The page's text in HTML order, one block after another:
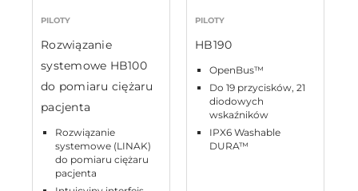
PILOTY
Rozwiązanie
systemowe HB100
do pomiaru ciężaru
pacjenta
Rozwiązanie
systemowe (LINAK)
do pomiaru ciężaru
pacjenta
PILOTY
HB190
OpenBus™
Do 19 przycisków, 21
diodowych
wskaźników
IPX6 Washable
DURA™